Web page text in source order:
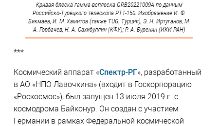
Кривая блеска гамма-всплеска GRB20221009A по данным
Российско-Турецкого телескопа РТТ-150. Изображение И. Ф.
Бикмаев, И. М. Хамитов (также TUG, Турция), Э. Н. Иртуганов, М.
А. Горбачев, Н. А. Сахибуллин (КФУ); Р. А. Буренин (ИКИ РАН)
***
Космический аппарат «Спектр-РГ», разработанный
в АО «НПО Лавочкина» (входит в Госкорпорацию
«Роскосмос»), был запущен 13 июля 2019 г. с
космодрома Байконур. Он создан с участием
Германии в рамках Федеральной космической